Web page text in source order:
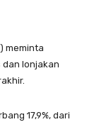
meminta
dan lonjakan
17,9%, dari